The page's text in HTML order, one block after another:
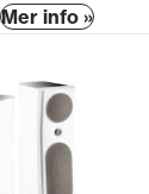
Mer info »Den